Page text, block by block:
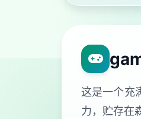
这是一个充
力，贮存在